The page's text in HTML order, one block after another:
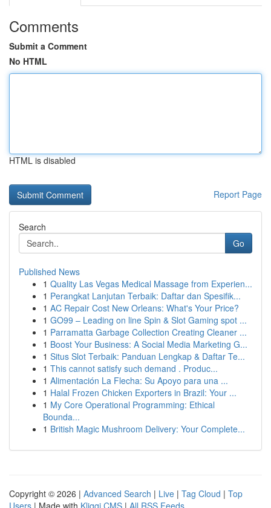
Comments
Submit a Comment
No HTML
HTML is disabled
Report Page
Search
Go
Published News
1 Quality Las Vegas Medical Massage from Experien...
1 Perangkat Lanjutan Terbaik: Daftar dan Spesifik...
1 AC Repair Cost New Orleans: What's Your Price?
1 GO99 – Leading on line Spin & Slot Gaming spot ...
1 Parramatta Garbage Collection Creating Cleaner ...
1 Boost Your Business: A Social Media Marketing G...
1 Situs Slot Terbaik: Panduan Lengkap & Daftar Te...
1 This cannot satisfy such demand . Produc...
1 Alimentación La Flecha: Su Apoyo para una ...
1 Halal Frozen Chicken Exporters in Brazil: Your ...
1 My Core Operational Programming: Ethical
Bounda...
1 British Magic Mushroom Delivery: Your Complete...
Copyright © 2026 | Advanced Search | Live | Tag Cloud | Top
Users | Made with Kliqqi CMS | All RSS Feeds